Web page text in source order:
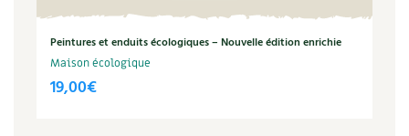
Peintures et enduits écologiques – Nouvelle édition enrichie
Maison écologique
19,00€